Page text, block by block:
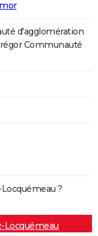
d'agglomération
Communauté
?
Locquémeau